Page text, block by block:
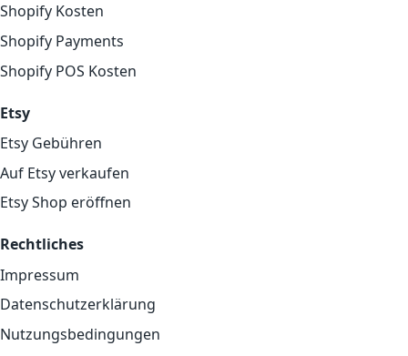
Shopify Kosten
Shopify Payments
Shopify POS Kosten
Etsy
Etsy Gebühren
Auf Etsy verkaufen
Etsy Shop eröffnen
Rechtliches
Impressum
Datenschutzerklärung
Nutzungsbedingungen